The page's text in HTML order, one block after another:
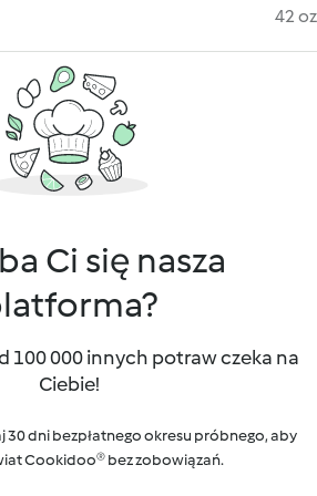
42 oz
Ci się nasza
100 000 innych potraw czeka na
Ciebie!
30 dni bezpłatnego okresu próbnego, aby
Cookidoo® bez zobowiązań.